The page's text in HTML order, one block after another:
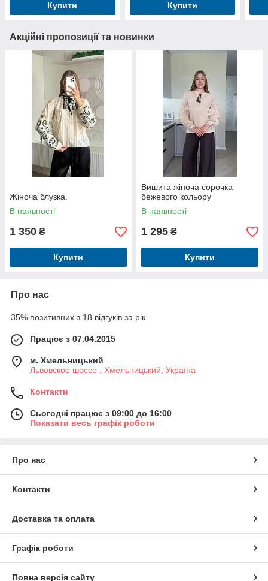
Купити Купити
Акційні пропозиції та новинки
Жіноча блузка.
В наявності
1 350 ₴
Купити
Вишита жіноча сорочка
бежевого кольору
В наявності
1 295 ₴
Купити
Про нас
35% позитивних з 18 відгуків за рік
Працює з 07.04.2015
м. Хмельницький
Львовское шоссе , Хмельницький, Україна
Контакти
Сьогодні працює з 09:00 до 16:00
Показати весь графік роботи
Про нас
Контакти
Доставка та оплата
Графік роботи
Повна версія сайту